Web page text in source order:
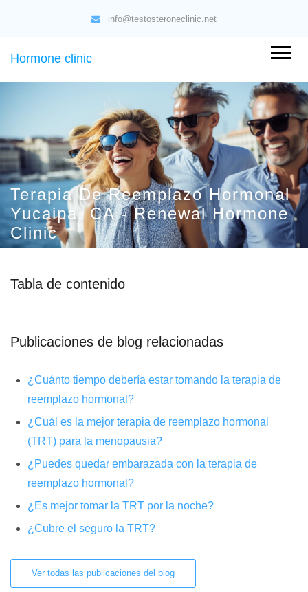
info@testosteroneclinic.net
Hormone clinic
Terapia De Reemplazo Hormonal
Yucaipa, CA - Renewal Hormone
Clinic
Tabla de contenido
Publicaciones de blog relacionadas
¿Cuánto tiempo debería estar tomando la terapia de
reemplazo hormonal?
¿Cuál es la mejor terapia de reemplazo hormonal
(TRT) para la menopausia?
¿Puedes quedar embarazada con la terapia de
reemplazo hormonal?
¿Es mejor tomar la TRT por la noche?
¿Cubre el seguro la TRT?
Ver todas las publicaciones del blog